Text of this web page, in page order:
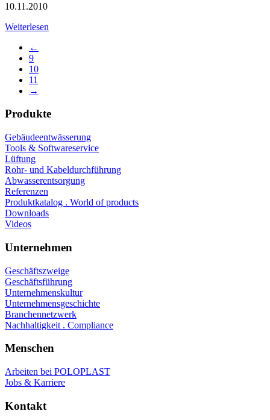
10.11.2010
Weiterlesen
←
9
10
11
→
Produkte
Gebäudeentwässerung
Tools & Softwareservice
Lüftung
Rohr- und Kabeldurchführung
Abwasserentsorgung
Referenzen
Produktkatalog . World of products
Downloads
Videos
Unternehmen
Geschäftszweige
Geschäftsführung
Unternehmenskultur
Unternehmensgeschichte
Branchennetzwerk
Nachhaltigkeit . Compliance
Menschen
Arbeiten bei POLOPLAST
Jobs & Karriere
Kontakt